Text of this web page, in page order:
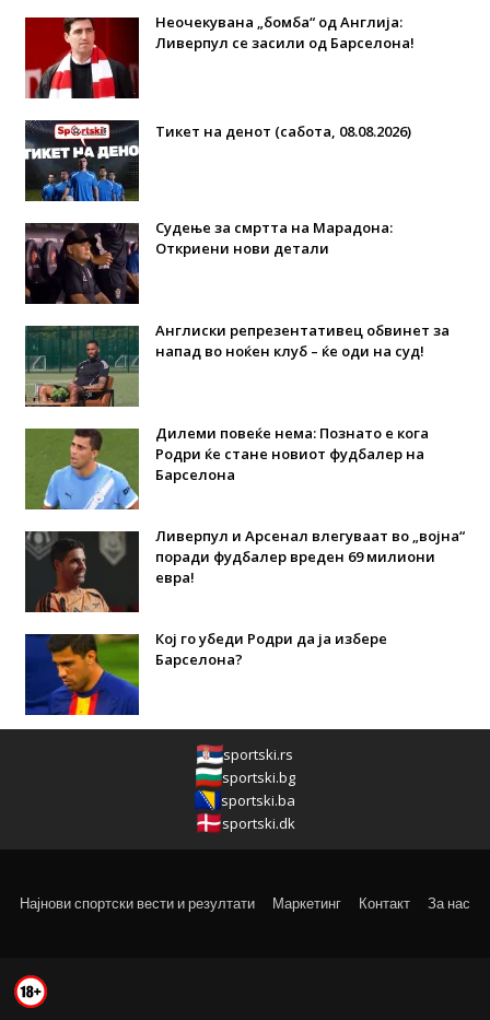
Неочекувана „бомба“ од Англија:
Ливерпул се засили од Барселона!
Тикет на денот (сабота, 08.08.2026)
Судење за смртта на Марадона:
Откриени нови детали
Англиски репрезентативец обвинет за
напад во ноќен клуб – ќе оди на суд!
Дилеми повеќе нема: Познато е кога
Родри ќе стане новиот фудбалер на
Барселона
Ливерпул и Арсенал влегуваат во „војна“
поради фудбалер вреден 69 милиони
евра!
Кој го убеди Родри да ја избере
Барселона?
sportski.rs
sportski.bg
sportski.ba
sportski.dk
Најнови спортски вести и резултати Маркетинг Контакт За нас